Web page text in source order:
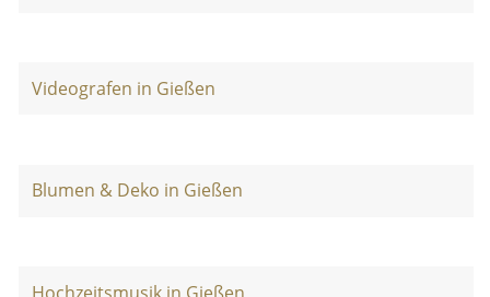
Videografen in Gießen
Blumen & Deko in Gießen